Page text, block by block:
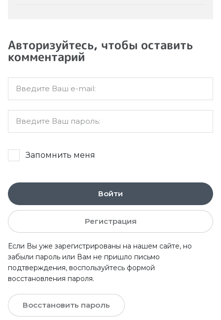
Авторизуйтесь, чтобы оставить
комментарий
Запомнить меня
Войти
Регистрация
Если Вы уже зарегистрированы на нашем сайте, но
забыли пароль или Вам не пришло письмо
подтверждения, воспользуйтесь формой
восстановления пароля.
Восстановить пароль